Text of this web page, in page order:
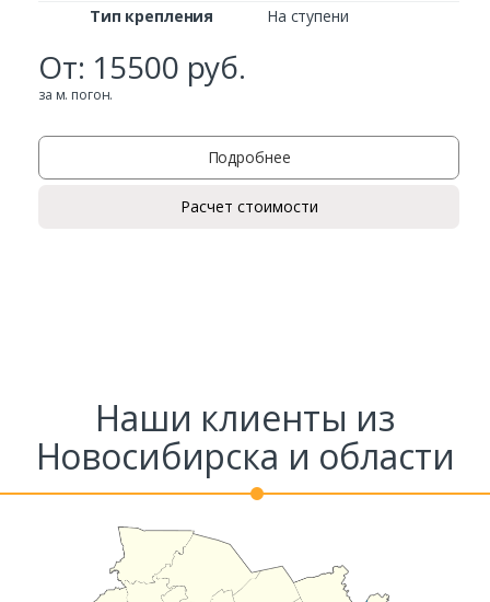
Тип крепления
На ступени
От: 15500 руб.
за м. погон.
Подробнее
Расчет стоимости
Наши клиенты из
Новосибирска и области